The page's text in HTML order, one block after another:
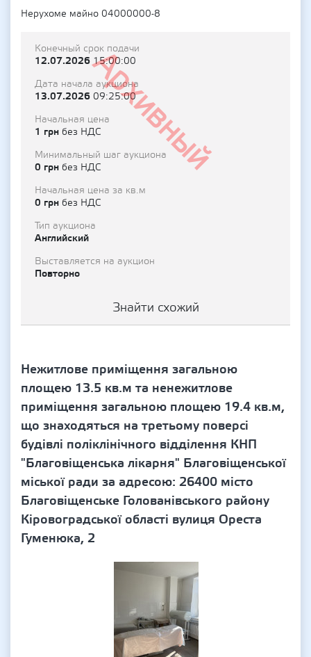
Нерухоме майно 04000000-8
Архивный
Конечный срок подачи
12.07.202615:00:00
Дата начала аукциона
13.07.2026 09:25:00
Начальная цена
1 грн без НДС
Минимальный шаг аукциона
0 грн без НДС
Начальная цена за кв.м
0 грн без НДС
Тип аукциона
Английский
Выставляется на аукцион
Повторно
Знайти схожий
Нежитлове приміщення загальною
площею 13.5 кв.м та ненежитлове
приміщення загальною площею 19.4 кв.м,
що знаходяться на третьому поверсі
будівлі поліклінічного відділення КНП
"Благовіщенська лікарня" Благовіщенської
міської ради за адресою: 26400 місто
Благовіщенське Голованівського району
Кіровоградської області вулиця Ореста
Гуменюка, 2